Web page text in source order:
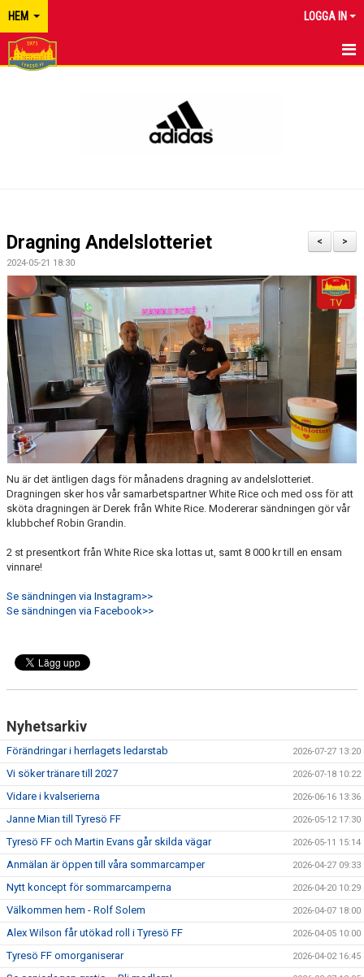
HEM LOGGA IN
>
<
Dragning Andelslotteriet
2024-05-21 18:30
Nu är det äntligen dags för månadens dragning av andelslotteriet.
Dragningen sker hos vår samarbetspartner White Rice och med oss för att
sköta dragningen är Derek från White Rice. Modererar sändningen gör vår
klubbchef Robin Grandin.
2 st presentkort från White Rice ska lottas ut, samt 8 000 kr till en ensam
vinnare!
Se sändningen via Instagram>>
Se sändningen via Facebook>>
Nyhetsarkiv
Förändringar i herrlagets ledarstab 2026-07-27 13:20
Vi söker tränare till 2027 2026-07-18 10:22
Vidare i kvalserierna 2026-06-16 13:36
Janne Mian till Tyresö FF 2026-05-12 17:30
Tyresö FF och Martin Evans går skilda vägar 2026-05-11 15:14
Anmälan är öppen till våra sommarcamper 2026-04-27 09:33
Nytt koncept för sommarcamperna 2026-04-20 10:29
Välkommen hem - Rolf Solem 2026-04-07 18:00
Alex Wilson får utökad roll i Tyresö FF 2026-04-05 10:00
Tyresö FF omorganiserar 2026-04-02 16:45